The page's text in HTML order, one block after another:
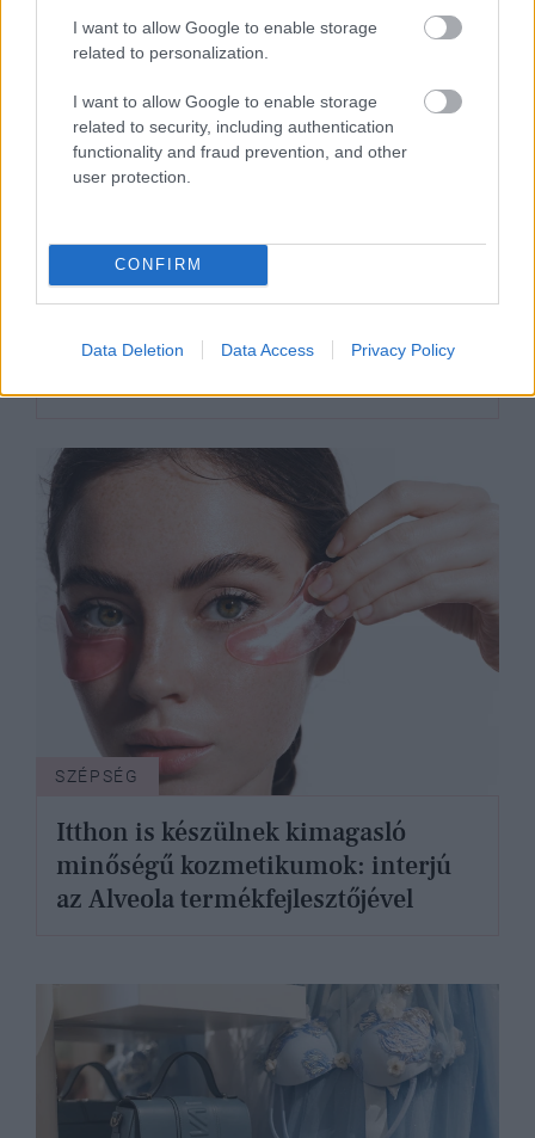
I want to allow Google to enable storage
related to personalization.
I want to allow Google to enable storage
related to security, including authentication
functionality and fraud prevention, and other
user protection.
CONFIRM
Data Deletion Data Access Privacy Policy
DIVAT
A gótikától a jövő felé: itt a ZEMA
SZÉPSÉG
Itthon is készülnek kimagasló
minőségű kozmetikumok: interjú
az Alveola termékfejlesztőjével